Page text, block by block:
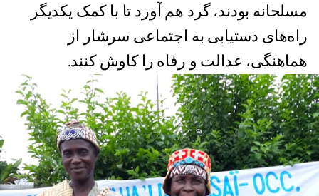
مسلحانه بودند، گرد هم آورد تا با کمک یکدیگر
راه‌های دستیابی به اجتماعی سرشار از
هماهنگی، عدالت و رفاه را کاوش کنند.